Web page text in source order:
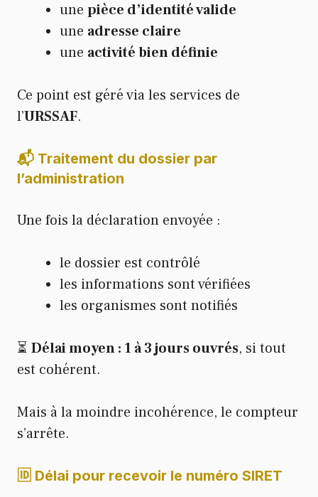
une pièce d’identité valide
une adresse claire
une activité bien définie
Ce point est géré via les services de
l’URSSAF.
📬 Traitement du dossier par
l’administration
Une fois la déclaration envoyée :
le dossier est contrôlé
les informations sont vérifiées
les organismes sont notifiés
⏳ Délai moyen : 1 à 3 jours ouvrés, si tout
est cohérent.
Mais à la moindre incohérence, le compteur
s’arrête.
🆔 Délai pour recevoir le numéro SIRET